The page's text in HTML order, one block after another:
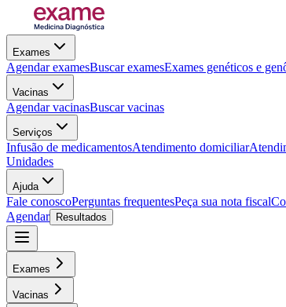
Exames
Agendar examesBuscar examesExames genéticos e
Vacinas
Agendar vacinasBuscar vacinas
Serviços
Infusão de medicamentosAtendimento domiciliar
Unidades
Ajuda
Fale conoscoPerguntas frequentesPeça sua nota fiscal
Agendar
Resultados
Exames
Vacinas